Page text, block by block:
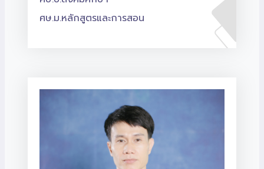
ศษ.ม.หลักสูตรและการสอน